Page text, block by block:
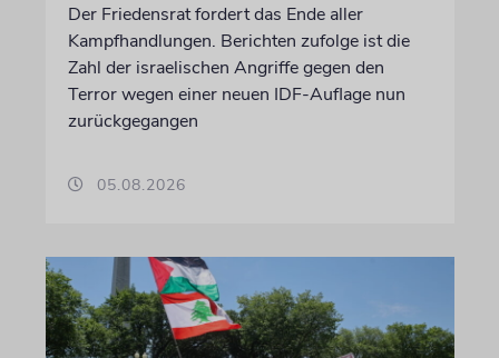
Der Friedensrat fordert das Ende aller
Kampfhandlungen. Berichten zufolge ist die
Zahl der israelischen Angriffe gegen den
Terror wegen einer neuen IDF-Auflage nun
zurückgegangen
05.08.2026